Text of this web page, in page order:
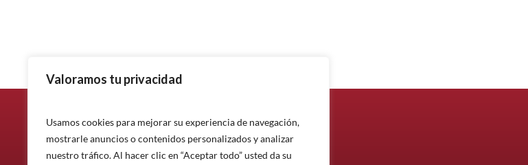
Valoramos tu privacidad
Usamos cookies para mejorar su experiencia de navegación,
mostrarle anuncios o contenidos personalizados y analizar
nuestro tráfico. Al hacer clic en “Aceptar todo” usted da su